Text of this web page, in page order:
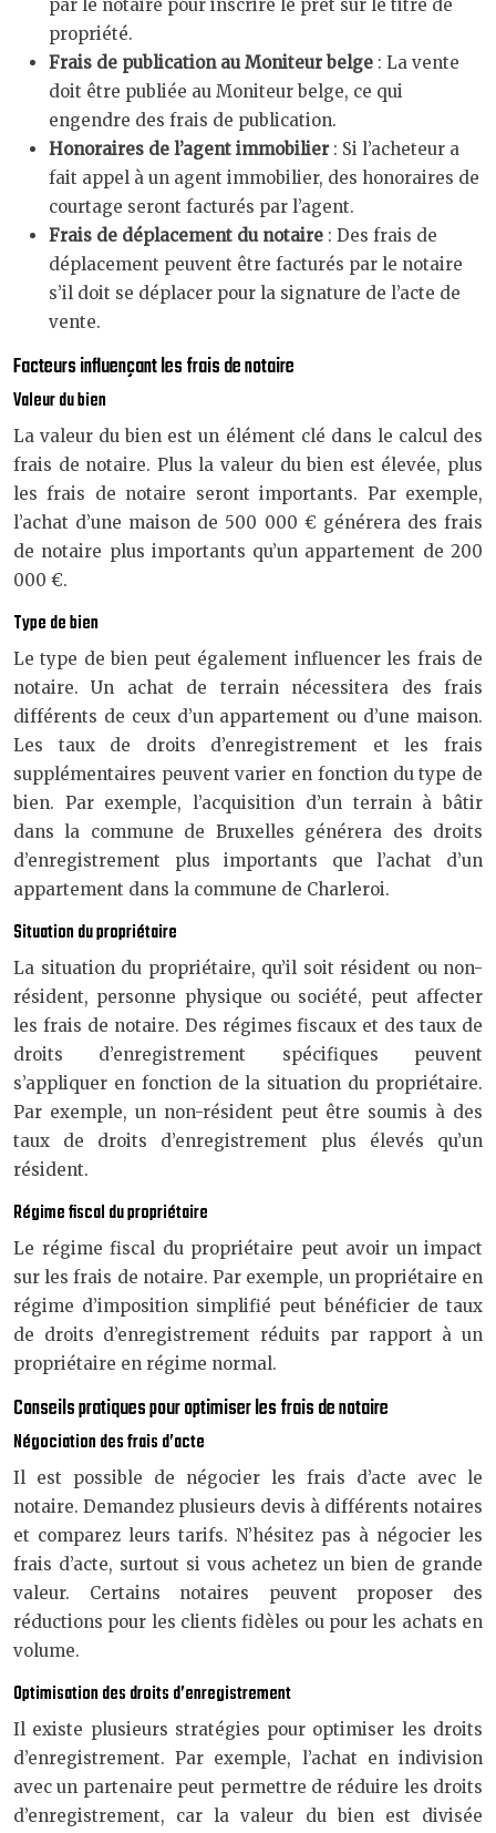
par le notaire pour inscrire le prêt sur le titre de
propriété.
Frais de publication au Moniteur belge : La vente
doit être publiée au Moniteur belge, ce qui
engendre des frais de publication.
Honoraires de l’agent immobilier : Si l’acheteur a
fait appel à un agent immobilier, des honoraires de
courtage seront facturés par l’agent.
Frais de déplacement du notaire : Des frais de
déplacement peuvent être facturés par le notaire
s’il doit se déplacer pour la signature de l’acte de
vente.
Facteurs influençant les frais de notaire
Valeur du bien
La valeur du bien est un élément clé dans le calcul des
frais de notaire. Plus la valeur du bien est élevée, plus
les frais de notaire seront importants. Par exemple,
l’achat d’une maison de 500 000 € générera des frais
de notaire plus importants qu’un appartement de 200
000 €.
Type de bien
Le type de bien peut également influencer les frais de
notaire. Un achat de terrain nécessitera des frais
différents de ceux d’un appartement ou d’une maison.
Les taux de droits d’enregistrement et les frais
supplémentaires peuvent varier en fonction du type de
bien. Par exemple, l’acquisition d’un terrain à bâtir
dans la commune de Bruxelles générera des droits
d’enregistrement plus importants que l’achat d’un
appartement dans la commune de Charleroi.
Situation du propriétaire
La situation du propriétaire, qu’il soit résident ou non-
résident, personne physique ou société, peut affecter
les frais de notaire. Des régimes fiscaux et des taux de
droits d’enregistrement spécifiques peuvent
s’appliquer en fonction de la situation du propriétaire.
Par exemple, un non-résident peut être soumis à des
taux de droits d’enregistrement plus élevés qu’un
résident.
Régime fiscal du propriétaire
Le régime fiscal du propriétaire peut avoir un impact
sur les frais de notaire. Par exemple, un propriétaire en
régime d’imposition simplifié peut bénéficier de taux
de droits d’enregistrement réduits par rapport à un
propriétaire en régime normal.
Conseils pratiques pour optimiser les frais de notaire
Négociation des frais d’acte
Il est possible de négocier les frais d’acte avec le
notaire. Demandez plusieurs devis à différents notaires
et comparez leurs tarifs. N’hésitez pas à négocier les
frais d’acte, surtout si vous achetez un bien de grande
valeur. Certains notaires peuvent proposer des
réductions pour les clients fidèles ou pour les achats en
volume.
Optimisation des droits d’enregistrement
Il existe plusieurs stratégies pour optimiser les droits
d’enregistrement. Par exemple, l’achat en indivision
avec un partenaire peut permettre de réduire les droits
d’enregistrement, car la valeur du bien est divisée